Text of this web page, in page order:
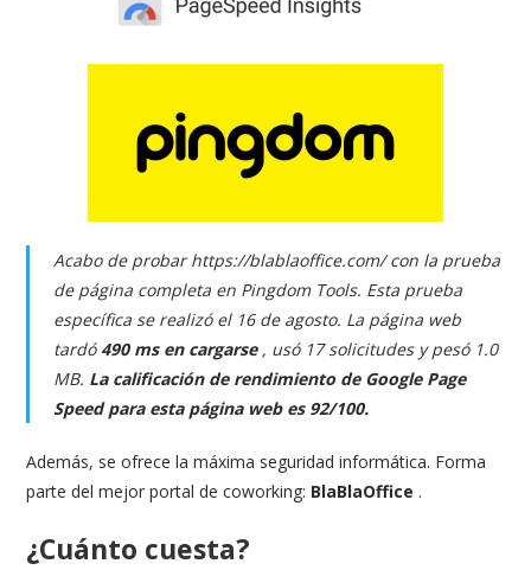
Acabo de probar https://blablaoffice.com/ con la prueba
de página completa en Pingdom Tools. Esta prueba
específica se realizó el 16 de agosto. La página web
tardó490 ms en cargarse, usó 17 solicitudes y pesó 1.0
MB. La calificación de rendimiento de Google Page
Speed ​​para esta página web es 92/100.
Además, se ofrece la máxima seguridad informática. Forma
parte del mejor portal de coworking: BlaBlaOffice .
¿Cuánto cuesta?